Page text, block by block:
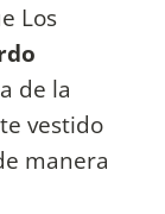
Los
de la
vestido
manera